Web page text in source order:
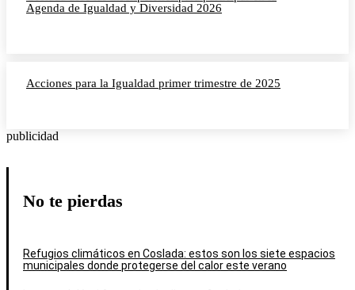
Agenda de Igualdad y Diversidad 2026
Acciones para la Igualdad primer trimestre de 2025
publicidad
No te pierdas
Refugios climáticos en Coslada: estos son los siete espacios
municipales donde protegerse del calor este verano